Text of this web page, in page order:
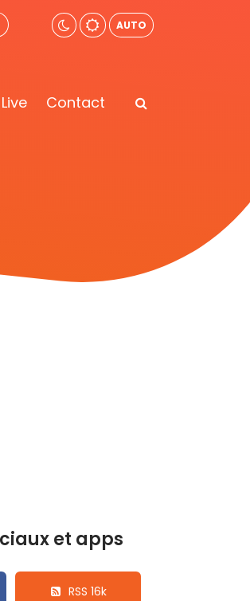
AUTO
Contact
et apps
RSS 16k